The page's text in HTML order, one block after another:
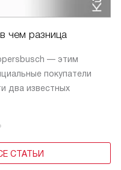
чем разница
— этим
покупатели
два известных
СТАТЬИ